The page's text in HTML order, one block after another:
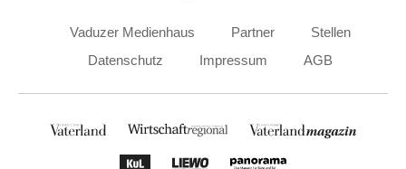
Vaduzer Medienhaus Partner
Stellen
Datenschutz
Impressum AGB